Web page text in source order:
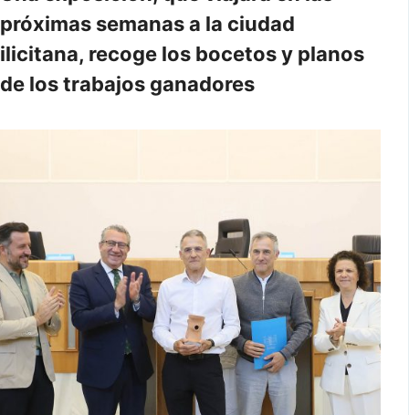
próximas semanas a la ciudad
ilicitana, recoge los bocetos y planos
de los trabajos ganadores